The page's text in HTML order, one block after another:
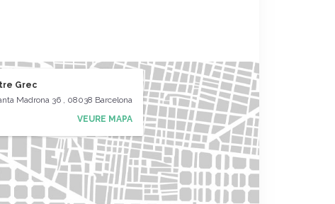
Grec
Madrona 36 , 08038 Barcelona
VEURE MAPA